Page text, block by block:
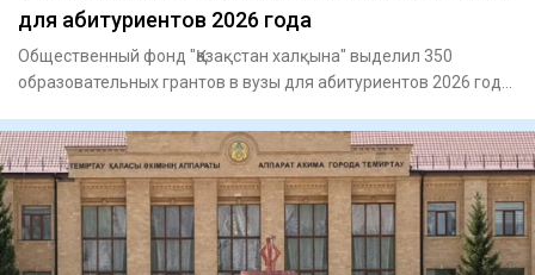
для абитуриентов 2026 года
Общественный фонд "Қазақстан халқына" выделил 350
образовательных грантов в вузы для абитуриентов 2026 года,